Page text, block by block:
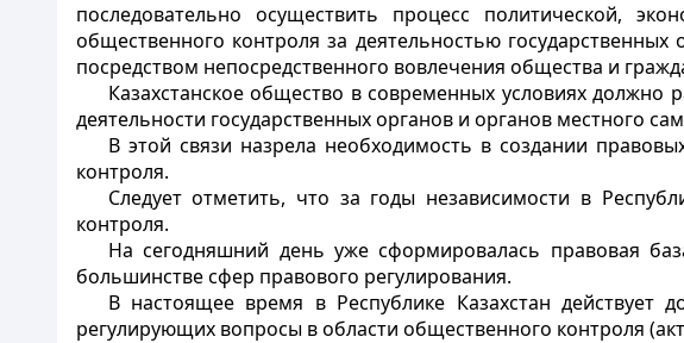
последовательно осуществить процесс политической,
общественного контроля за деятельностью
посредством непосредственного вовлечения общества и
Казахстанское общество в современных условиях
деятельности государственных органов и органов местного
В этой связи назрела необходимость в создании
контроля.
Следует отметить, что за годы независимости в
контроля.
На сегодняшний день уже сформировалась правовая
большинстве сфер правового регулирования.
В настоящее время в Республике Казахстан
регулирующих вопросы в области общественного контроля